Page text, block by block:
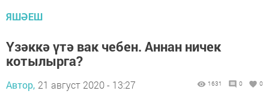
ЯШӘЕШ
Үзәккә үтә вак чебен. Аннан ничек
котылырга?
Автор, 21 август 2020 - 13:27 1631 0 0